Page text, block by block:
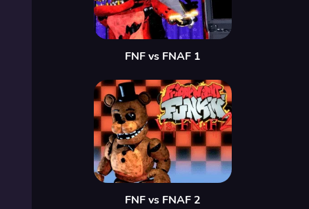
FNF vs FNAF 1
FNF vs FNAF 2